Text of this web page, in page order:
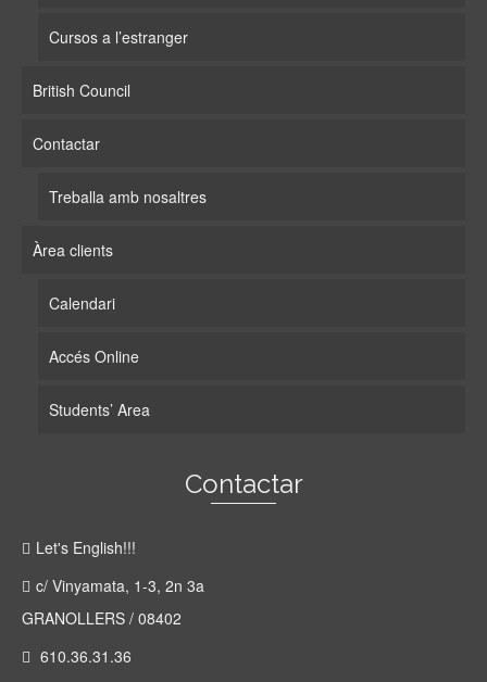
Cursos a l’estranger
British Council
Contactar
Treballa amb nosaltres
Àrea clients
Calendari
Accés Online
Students’ Area
Contactar
Let's English!!!
c/ Vinyamata, 1-3, 2n 3a
GRANOLLERS / 08402
610.36.31.36